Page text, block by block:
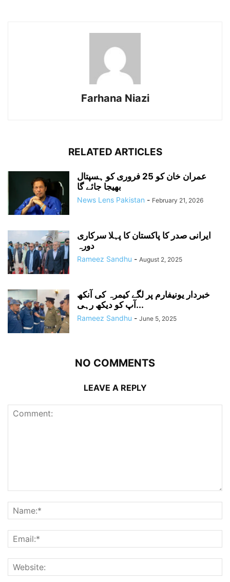
Farhana Niazi
RELATED ARTICLES
عمران خان کو 25 فروری کو ہسپتال
بھیجا جائے گا
News Lens Pakistan - February 21, 2026
ایرانی صدر کا پاکستان کا پہلا سرکاری
دورہ
Rameez Sandhu - August 2, 2025
خبردار یونیفارم پر لگے کیمرہ کی آنکھ
آپ کو دیکھ رہی...
Rameez Sandhu - June 5, 2025
NO COMMENTS
LEAVE A REPLY